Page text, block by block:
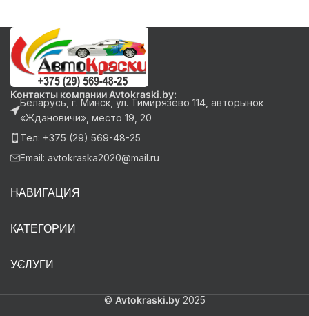
Контакты компании Avtokraski.by:
Беларусь, г. Минск, ул. Тимирязево 114, авторынок
«Ждановичи», место 19, 20
Тел: +375 (29) 569-48-25
Email: avtokraska2020@mail.ru
НАВИГАЦИЯ
КАТЕГОРИИ
УСЛУГИ
© Avtokraski.by2025